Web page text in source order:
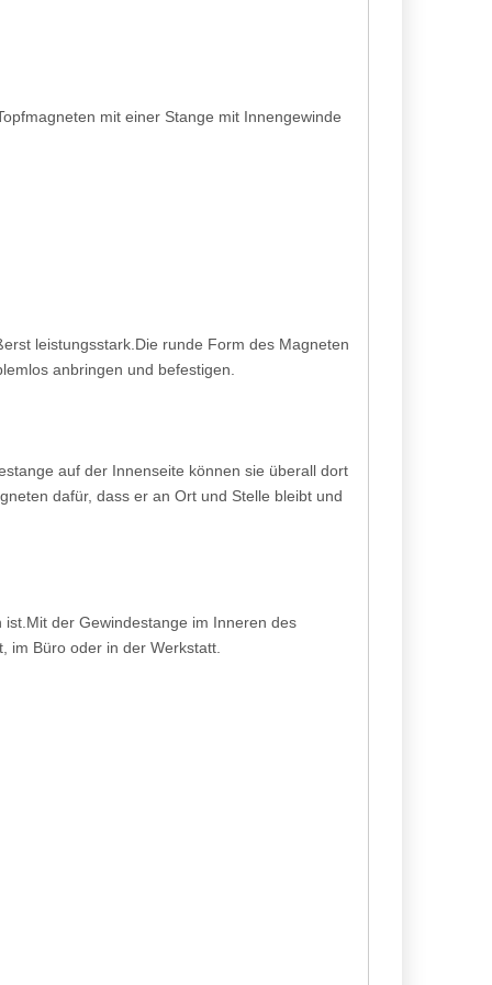
mit einer Stange mit Innengewinde
leistungsstark.Die runde Form des Magneten
anbringen und befestigen.
auf der Innenseite können sie überall dort
dafür, dass er an Ort und Stelle bleibt und
der Gewindestange im Inneren des
im Büro oder in der Werkstatt.